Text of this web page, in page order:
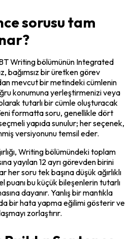
sorusu tam
Writing bölümünün Integrated
bağımsız bir üretken görev
mevcut bir metindeki cümlenin
konumuna yerleştirmenizi veya
tutarlı bir cümle oluşturacak
formatta soru, genellikle dört
yapıda sunulur; her seçenek,
versiyonunu temsil eder.
Writing bölümündeki toplam
yayılan 12 ayrı görevden birini
her soru tek başına düşük ağırlıklı
bu küçük bileşenlerin tutarlı
dayanır. Yanlış bir mantıkla
bir hata yapma eğilimi gösterir ve
zorlaştırır.